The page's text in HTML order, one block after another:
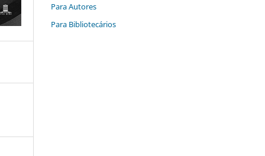
Para Autores
Para Bibliotecários